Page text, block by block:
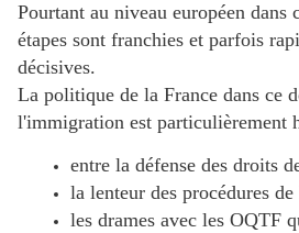
Pourtant au niveau européen dans
étapes sont franchies et parfois
décisives.
La politique de la France dans ce
l'immigration est particulièrement
entre la défense des droits
la lenteur des procédures
les drames avec les OQTF